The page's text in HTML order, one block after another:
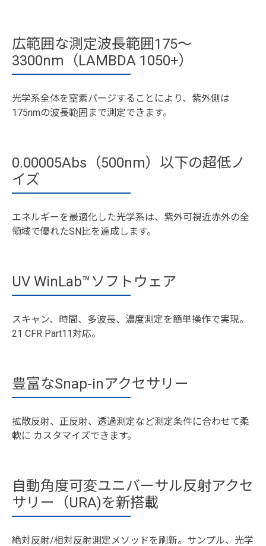
広範囲な測定波長範囲175～
3300nm（LAMBDA 1050+）
光学系全体を窒素パージすることにより、紫外側は
175nmの波長範囲まで測定できます。
0.00005Abs（500nm）以下の超低ノ
イズ
エネルギーを最適化した光学系は、紫外可視近赤外の全
領域で優れたSN比を達成します。
UV WinLab™ソフトウェア
スキャン、時間、多波長、濃度測定を簡単操作で実現。
21 CFR Part11対応。
豊富なSnap-inアクセサリー
拡散反射、正反射、透過測定など測定条件に合わせて柔
軟に カスタマイズできます。
自動角度可変ユニバーサル反射アクセ
サリー（URA)を新搭載
絶対反射/相対反射測定メソッドを刷新。サンプル、光学